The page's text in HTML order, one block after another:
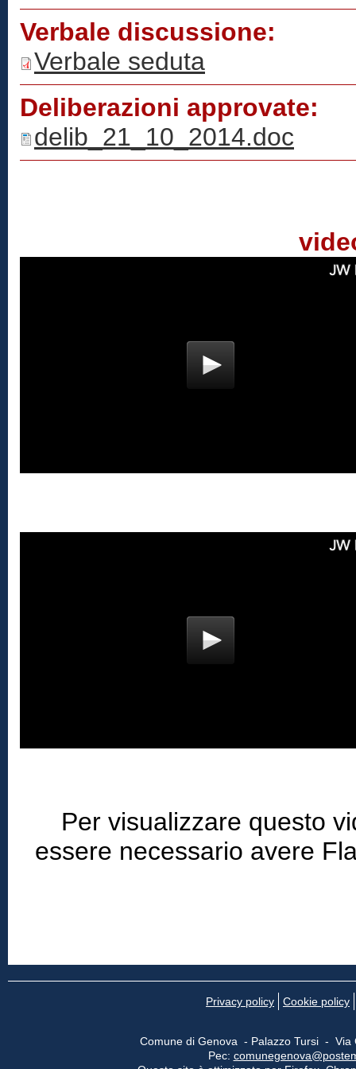
Verbale discussione:
Verbale seduta
Deliberazioni approvate:
delib_21_10_2014.doc
Per visualizzare questo
essere necessario avere
Privacy policy Cookie policy
Comune di Genova - Palazzo Tursi -
Pec: